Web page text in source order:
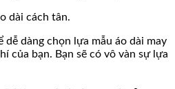
dài cách tân.
dễ dàng chọn lựa mẫu áo dài may
của bạn. Bạn sẽ có vô vàn sự lựa